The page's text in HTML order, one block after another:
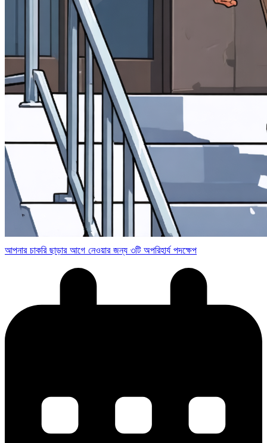
আপনার চাকরি ছাড়ার আগে নেওয়ার জন্য ৩টি অপরিহার্য পদক্ষেপ